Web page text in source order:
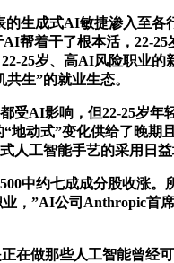
生成式AI敏捷渗入至各
帮着干了根本活，22-
25岁、高AI风险职业的
生”的就业生态。
受AI影响，但22-25岁
动式”变化供给了晚期
工智能手艺的采用日益
中约七成成分股收涨。
，”AI公司Anthropic首
做那些人工智能曾经